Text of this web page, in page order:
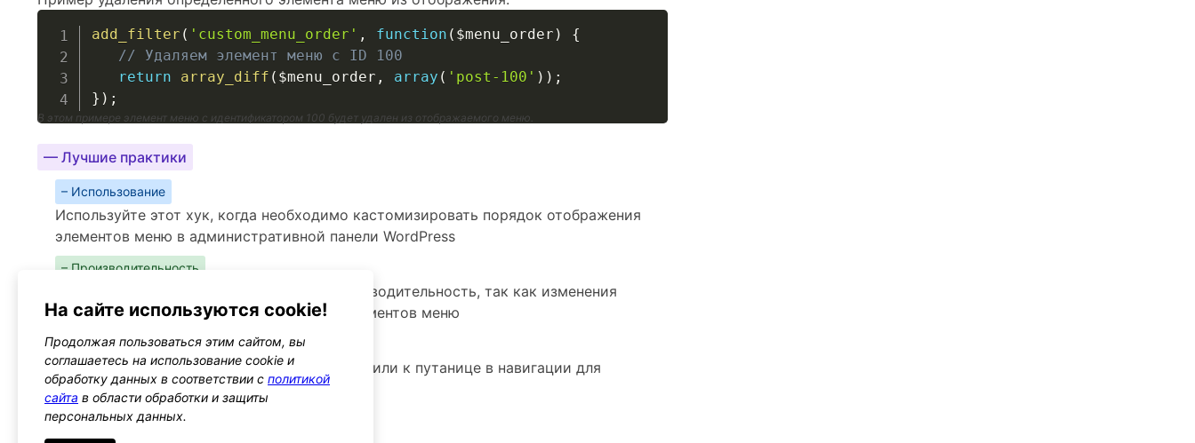
add_filter ( 'custom_menu_order' , function ( $menu_order )
{
// Удаляем элемент меню с ID 100
return
array_diff ( $menu_order , array ( 'post-100' ) ) ;
} ) ;
В этом примере элемент меню с идентификатором 100 будет удален из отображаемого меню.
— Лучшие практики
– Использование
Используйте этот хук, когда необходимо кастомизировать порядок отображения
элементов меню в административной панели WordPress
– Производительность
Хук не должен значительно влиять на производительность, так как изменения
касаются только порядка отображения элементов меню
– Предупреждения
Следите за тем, чтобы изменения не приводили к путанице в навигации для
пользователей админ-панели
Альтернативы
На сайте используются cookie!
Продолжая пользоваться этим сайтом, вы
соглашаетесь на использование cookie и
обработку данных в соответствии с политикой
сайта в области обработки и защиты
персональных данных.